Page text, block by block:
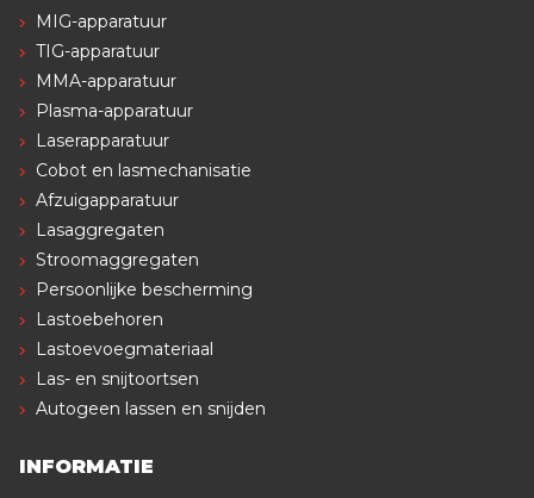
MIG-apparatuur
TIG-apparatuur
MMA-apparatuur
Plasma-apparatuur
Laserapparatuur
Cobot en lasmechanisatie
Afzuigapparatuur
Lasaggregaten
Stroomaggregaten
Persoonlijke bescherming
Lastoebehoren
Lastoevoegmateriaal
Las- en snijtoortsen
Autogeen lassen en snijden
INFORMATIE